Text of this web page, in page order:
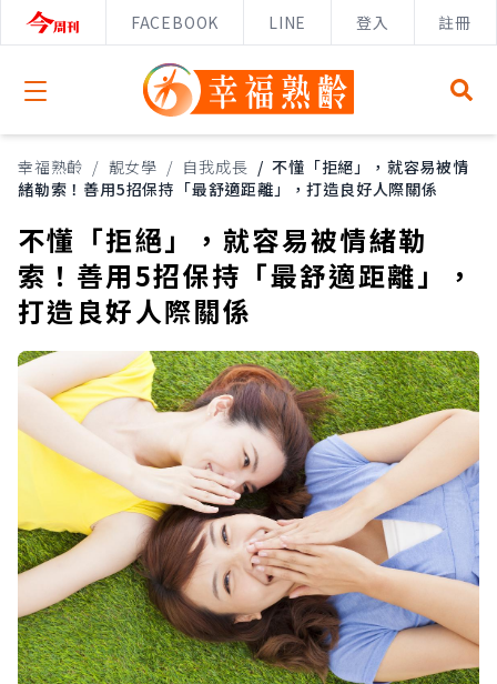
FACEBOOK LINE 登入 註冊
Open menu
幸福熟齡 / 靚女學 / 自我成長 / 不懂「拒絕」，就容易被情
緒勒索！善用5招保持「最舒適距離」，打造良好人際關係
不懂「拒絕」，就容易被情緒勒
索！善用5招保持「最舒適距離」，
打造良好人際關係